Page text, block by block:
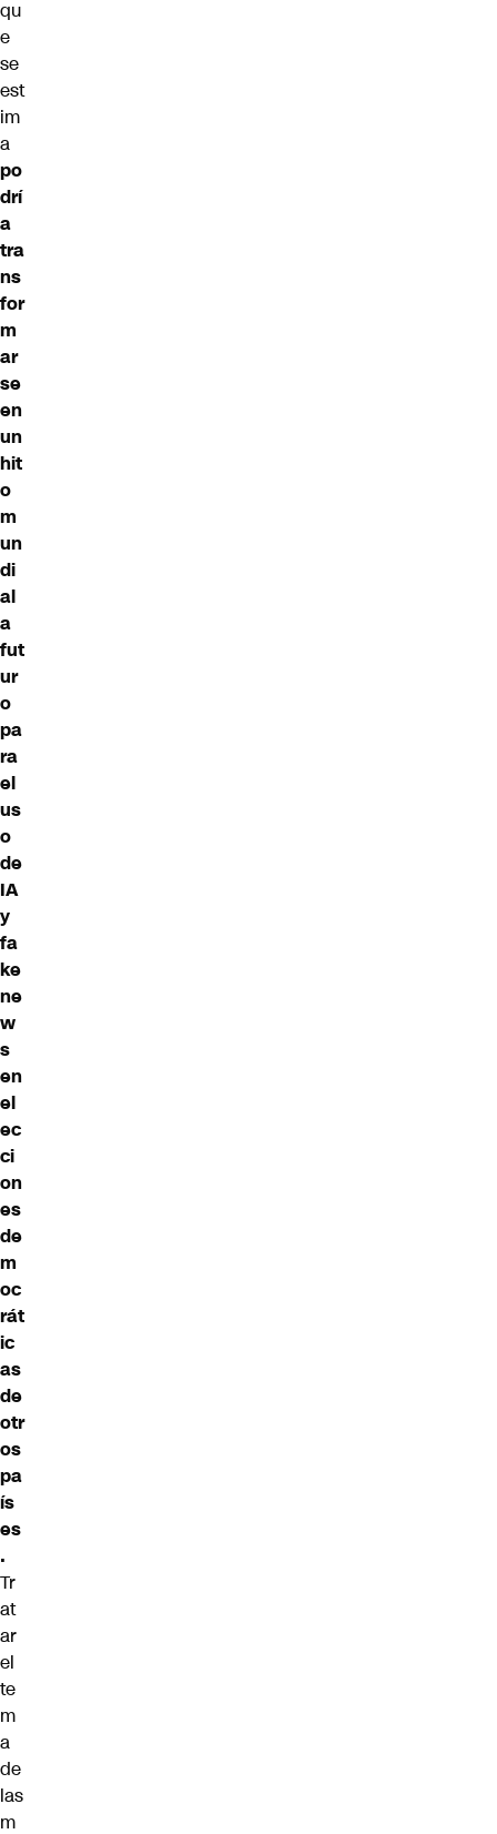
qu
e
se
est
im
a
po
drí
a
tra
ns
for
m
ar
se
en
un
hit
o
m
un
di
al
a
fut
ur
o
pa
ra
el
us
o
de
IA
y
fa
ke
ne
w
s
en
el
ec
ci
on
es
de
m
oc
rát
ic
as
de
otr
os
pa
ís
es
.
Tr
at
ar
el
te
m
a
de
las
m